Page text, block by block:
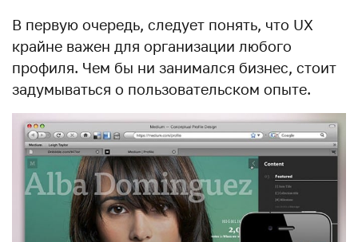
В первую очередь, следует понять, что UX
крайне важен для организации любого
профиля. Чем бы ни занимался бизнес, стоит
задумываться о пользовательском опыте.